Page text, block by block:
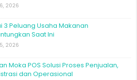
2026
3 Peluang Usaha Makanan
Saat Ini
2026
Moka POS Solusi Proses Penjualan,
dan Operasional